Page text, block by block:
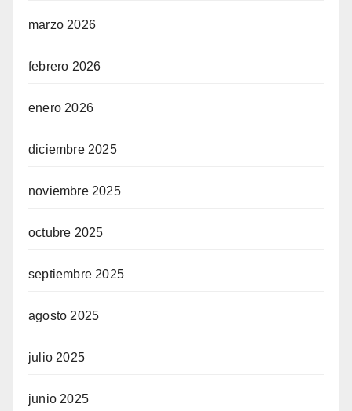
marzo 2026
febrero 2026
enero 2026
diciembre 2025
noviembre 2025
octubre 2025
septiembre 2025
agosto 2025
julio 2025
junio 2025